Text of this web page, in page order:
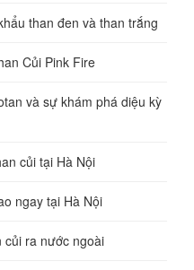
than đen và than trắng
Củi Pink Fire
và sự khám phá diệu kỳ
củi tại Hà Nội
ngay tại Hà Nội
củi ra nước ngoài